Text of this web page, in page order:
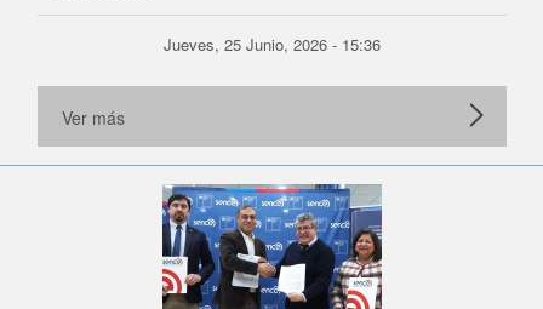
Jueves, 25 Junio, 2026 - 15:36
Ver más